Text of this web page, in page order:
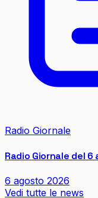
Radio Giornale
Radio Giornale del
6 agosto 2026
Vedi tutte le news